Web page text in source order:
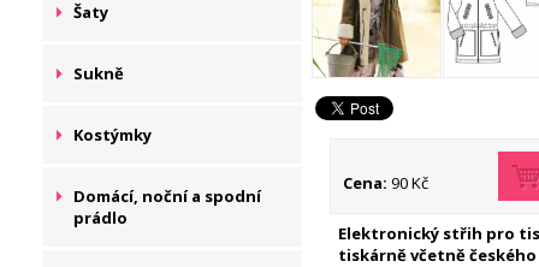
Šaty
Sukně
Kostýmky
Domácí, noční a spodní
prádlo
Cena: 90 Kč
Elektronický střih pro
tiskárně včetně českého